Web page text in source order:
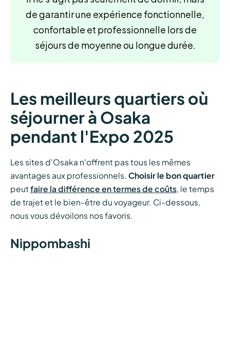
de garantir une expérience fonctionnelle,
confortable et professionnelle lors de
séjours de moyenne ou longue durée.
Les meilleurs quartiers où
séjourner à Osaka
pendant l'Expo 2025
Les sites d'Osaka n'offrent pas tous les mêmes
avantages aux professionnels. Choisir le bon quartier
peut faire la différence en termes de coûts, le temps
de trajet et le bien-être du voyageur. Ci-dessous,
nous vous dévoilons nos favoris.
Nippombashi